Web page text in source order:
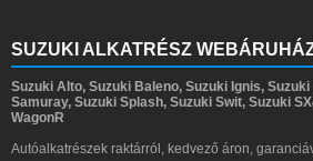
SUZUKI ALKATRÉSZ
Suzuki Alto, Suzuki Baleno, Suzuki Ignis,
Samuray, Suzuki Splash, Suzuki Swit, Suzuki
WagonR
Autóalkatrészek raktárról, kedvező áron,